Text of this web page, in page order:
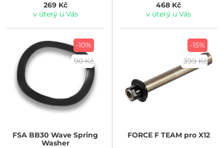
269 Kč
v úterý u Vás
468 Kč
v úterý u Vás
-10%
90 Kč
FSA BB30 Wave Spring
Washer
-15%
399 Kč
FORCEF TEAM pro X12